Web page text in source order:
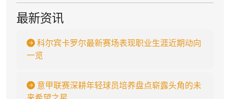
最新资讯
科尔宾卡罗尔最新赛场表现职业生涯近期动向
一览
意甲联赛深耕年轻球员培养盘点崭露头角的未